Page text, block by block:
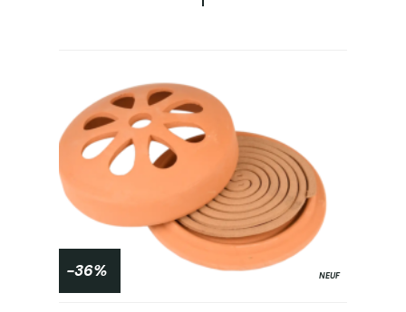
-36% NEUF